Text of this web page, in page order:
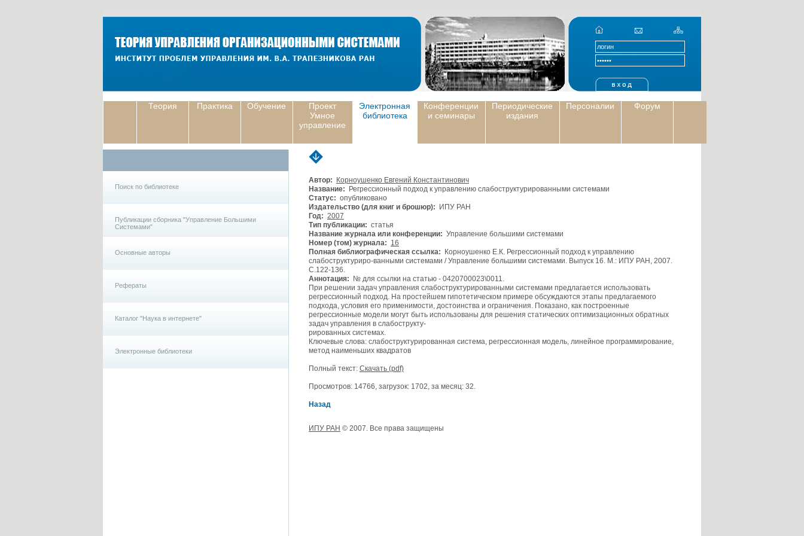
Теория Практика Обучение
Проект
Умное
управление
Электронная
библиотека
Конференции
и семинары
Периодические
издания
Персоналии Форум
Поиск по библиотеке
Публикации сборника "Управление Большими
Системами"
Основные авторы
Рефераты
Каталог "Наука в интернете"
Электронные библиотеки
Автор:
Корноушенко Евгений Константинович
Название: Регрессионный подход к управлению слабоструктурированными системами
Статус: опубликовано
Издательство (для книг и брошюр): ИПУ РАН
Год: 2007
Тип публикации: статья
Название журнала или конференции: Управление большими системами
Номер (том) журнала: 16
Полная библиографическая ссылка: Корноушенко Е.К. Регрессионный подход к управлению
слабоструктуриро-ванными системами / Управление большими системами. Выпуск 16. М.: ИПУ РАН, 2007.
С.122-136.
Аннотация: № для ссылки на статью - 0420700023\0011.
При решении задач управления слабоструктурированными системами предлагается использовать
регрессионный подход. На простейшем гипотетическом примере обсуждаются этапы предлагаемого
подхода, условия его применимости, достоинства и ограничения. Показано, как построенные
регрессионные модели могут быть использованы для решения статических оптимизационных обратных
задач управления в слабострукту-
рированных системах.
Ключевые слова: слабоструктурированная система, регрессионная модель, линейное программирование,
метод наименьших квадратов
Полный текст: Скачать (pdf)
Просмотров: 14766, загрузок: 1702, за месяц: 32.
Назад
ИПУ РАН © 2007. Все права защищены